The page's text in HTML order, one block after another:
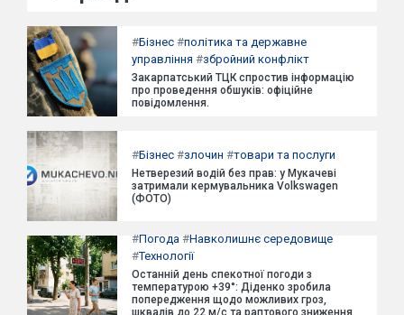
#Бізнес #політика та державне
управління #збройний конфлікт
Закарпатський ТЦК спростив інформацію
про проведення обшуків: офіційне
повідомлення.
#Бізнес #злочин #товари та послуги
Нетверезий водій без прав: у Мукачеві
затримали кермувальника Volkswagen
(ФОТО)
#Погода #Навколишнє середовище
#Технології
Останній день спекотної погоди з
температурою +39°: Діденко зробила
попередження щодо можливих гроз,
шквалів до 22 м/с та раптового зниження